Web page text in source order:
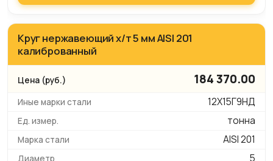
Круг нержавеющий х/т 5 мм AISI 201
калиброванный
184 370.00
12Х15Г9НД
тонна
AISI 201